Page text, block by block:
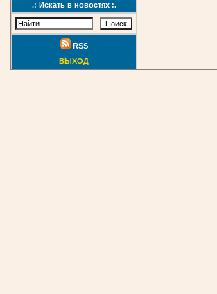
.: Искать в новостях :.
RSS
ВЫХОД